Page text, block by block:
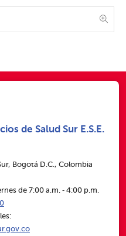
de Salud Sur E.S.E.
Bogotá D.C., Colombia
de 7:00 a.m. ‑ 4:00 p.m.